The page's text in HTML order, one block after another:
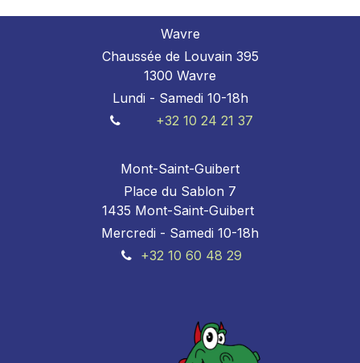
Wavre
Chaussée de Louvain 395
1300 Wavre
Lundi - Samedi 10-18h
+32 10 24 21 37
Mont-Saint-Guibert
Place du Sablon 7
1435 Mont-Saint-Guibert
Mercredi - Samedi 10-18h
+32 10 60 48 29